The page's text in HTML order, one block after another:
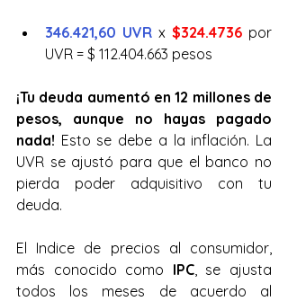
346.421,60 UVR x $324.4736 por
UVR = $ 112.404.663 pesos
¡Tu deuda aumentó en 12 millones de
pesos, aunque no hayas pagado
nada! Esto se debe a la inflación. La
UVR se ajustó para que el banco no
pierda poder adquisitivo con tu
deuda.
El Indice de precios al consumidor,
más conocido como IPC, se ajusta
todos los meses de acuerdo al